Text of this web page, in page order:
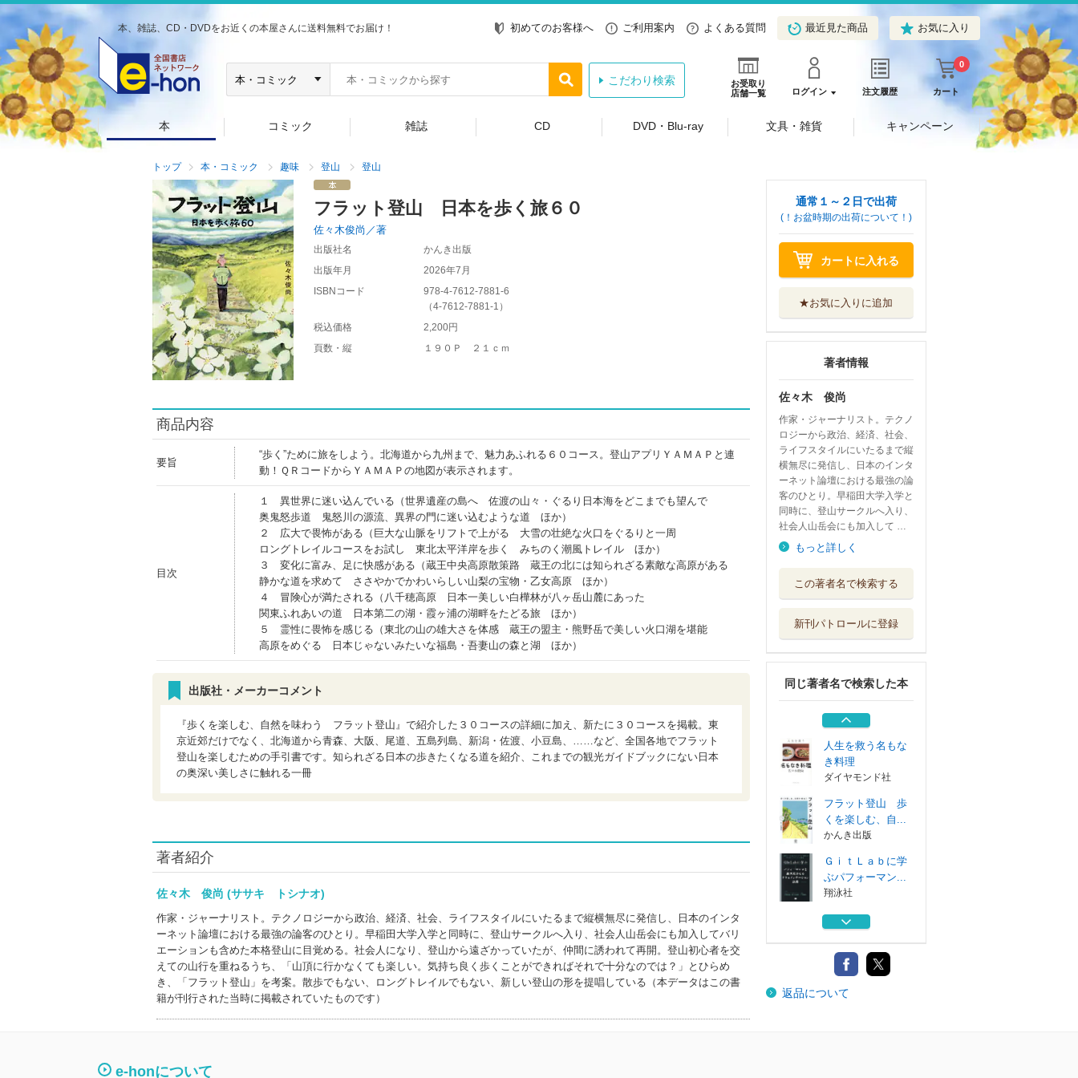
本、雑誌、CD・DVDをお近くの本屋さんに送料無料でお届け！ 初めてのお客様へ ご利用案内 よくある質問 最近見た商品 お気に入り
お受取り
店舗一覧
ログイン 注文履歴 カート
0
こだわり検索
本 コミック 雑誌 CD DVD・Blu-ray 文具・雑貨 キャンペーン
トップ 本・コミック 趣味 登山 登山
フラット登山 日本を歩く旅６０
佐々木俊尚／著
出版社名
かんき出版
出版年月
2026年7月
ISBNコード
978-4-7612-7881-6
（4-7612-7881-1 ）
税込価格
2,200円
頁数・縦
１９０Ｐ ２１ｃｍ
商品内容
要旨
“歩く”ために旅をしよう。北海道から九州まで、魅力あふれる６０コース。登山アプリＹＡＭＡＰと連
動！ＱＲコードからＹＡＭＡＰの地図が表示されます。
目次
１ 異世界に迷い込んでいる（世界遺産の島へ 佐渡の山々・ぐるり日本海をどこまでも望んで
奥鬼怒歩道 鬼怒川の源流、異界の門に迷い込むような道 ほか）
２ 広大で畏怖がある（巨大な山脈をリフトで上がる 大雪の壮絶な火口をぐるりと一周
ロングトレイルコースをお試し 東北太平洋岸を歩く みちのく潮風トレイル ほか）
３ 変化に富み、足に快感がある（蔵王中央高原散策路 蔵王の北には知られざる素敵な高原がある
静かな道を求めて ささやかでかわいらしい山梨の宝物・乙女高原 ほか）
４ 冒険心が満たされる（八千穂高原 日本一美しい白樺林が八ヶ岳山麓にあった
関東ふれあいの道 日本第二の湖・霞ヶ浦の湖畔をたどる旅 ほか）
５ 霊性に畏怖を感じる（東北の山の雄大さを体感 蔵王の盟主・熊野岳で美しい火口湖を堪能
高原をめぐる 日本じゃないみたいな福島・吾妻山の森と湖 ほか）
出版社・メーカーコメント
『歩くを楽しむ、自然を味わう フラット登山』で紹介した３０コースの詳細に加え、新たに３０コースを掲載。東
京近郊だけでなく、北海道から青森、大阪、尾道、五島列島、新潟・佐渡、小豆島、……など、全国各地でフラット
登山を楽しむための手引書です。知られざる日本の歩きたくなる道を紹介、これまでの観光ガイドブックにない日本
の奥深い美しさに触れる一冊
著者紹介
佐々木 俊尚 (ササキ トシナオ)
作家・ジャーナリスト。テクノロジーから政治、経済、社会、ライフスタイルにいたるまで縦横無尽に発信し、日本のインタ
ーネット論壇における最強の論客のひとり。早稲田大学入学と同時に、登山サークルへ入り、社会人山岳会にも加入してバリ
エーションも含めた本格登山に目覚める。社会人になり、登山から遠ざかっていたが、仲間に誘われて再開。登山初心者を交
えての山行を重ねるうち、「山頂に行かなくても楽しい。気持ち良く歩くことができればそれで十分なのでは？」とひらめ
き、「フラット登山」を考案。散歩でもない、ロングトレイルでもない、新しい登山の形を提唱している（本データはこの書
籍が刊行された当時に掲載されていたものです）
通常１～２日で出荷
(！お盆時期の出荷について！)
カートに入れる
★お気に入りに追加
著者情報
佐々木 俊尚
作家・ジャーナリスト。テクノ
ロジーから政治、経済、社会、
ライフスタイルにいたるまで縦
横無尽に発信し、日本のインタ
ーネット論壇における最強の論
客のひとり。早稲田大学入学と
同時に、登山サークルへ入り、
社会人山岳会にも加入して …
もっと詳しく
この著者名で検索する
新刊パトロールに登録
同じ著者名で検索した本
ぶパフォーマン...
ビッグテックはな
徳間書店
日蓮の手紙
扶桑社
人生を救う名もな
き料理
ダイヤモンド社
フラット登山 歩
くを楽しむ、自...
かんき出版
ＧｉｔＬａｂに学
ぶパフォーマン...
翔泳社
ビッグテックはな
徳間書店
日蓮の手紙
扶桑社
返品について
e-honについて